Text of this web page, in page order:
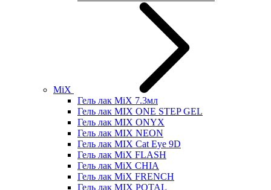
MiX
Гель лак MiX 7.3мл
Гель лак MIX ONE STEP GEL
Гель лак MIX ONYX
Гель лак MIX NEON
Гель лак MIX Cat Eye 9D
Гель лак MiX FLASH
Гель лак MiX CHIA
Гель лак MiX FRENCH
Гель лак MIX POTAL